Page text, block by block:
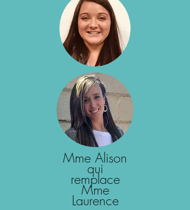
Mme Alison
qui
remplace
Mme
Laurence